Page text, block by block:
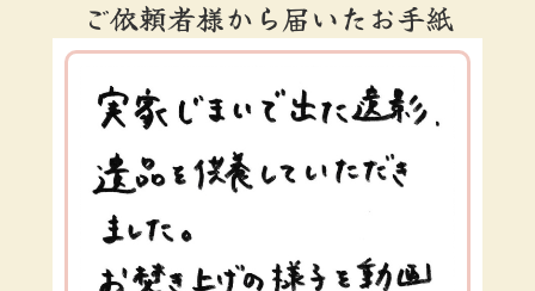
ご依頼者様から届いたお手紙